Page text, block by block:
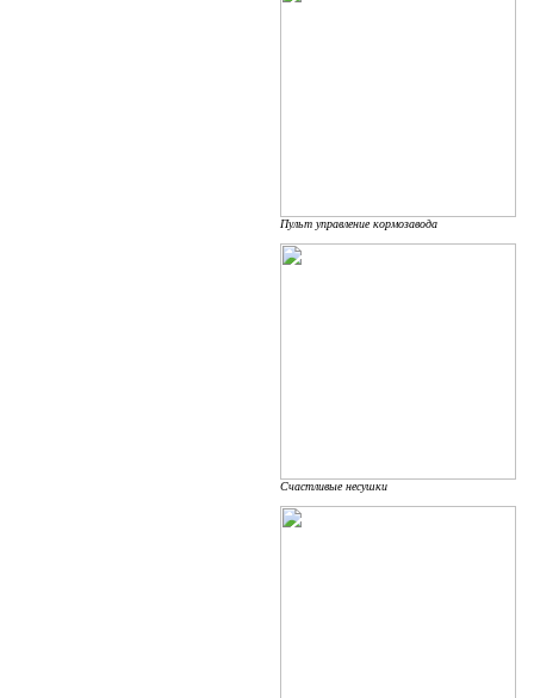
Пульт управление кормозавода
Счастливые несушки